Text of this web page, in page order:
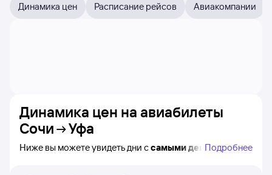
Динамика цен Расписание рейсов Авиакомпании
Динамика цен на авиабилеты
Сочи
Уфа
Ниже вы можете увидеть дни ссамыми дешёвыми
Подробнее